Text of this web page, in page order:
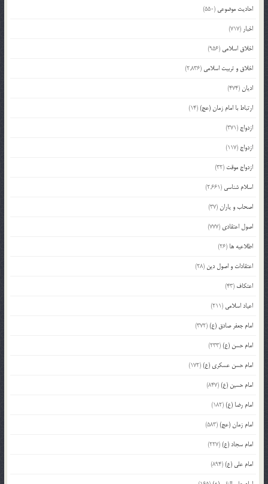
احادیث موضوعی (550)
اخبار (717)
اخلاق اسلامی (956)
اخلاق و تربیت اسلامی (2,836)
ادیان(474)
ارتباط با امام زمان (عج)(14)
ازدواج (371)
ازدواج (117)
ازدواج موقت (32)
اسلام شناسی (2,661)
اصحاب و یاران(37)
اصول اعتقادی (777)
اطلاعیه ها (26)
اعتقادات و اصول دین (28)
اعتکاف (43)
اعیاد اسلامی (211)
امام جعفر صادق (ع)(372)
امام حسن (ع)(233)
امام حسن عسکری (ع)(172)
امام حسین (ع)(847)
امام رضا (ع)(182)
امام زمان (عج)(583)
امام سجاد (ع)(227)
امام علی (ع)(894)